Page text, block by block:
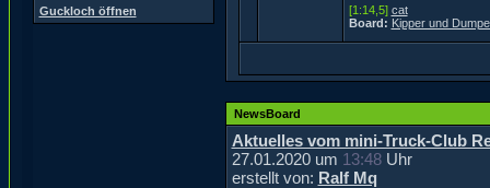
Guckloch öffnen
[1:14,5] cat
Board: Kipper und
NewsBoard
Aktuelles vom mini-Truck-Club
27.01.2020 um 13:48Uhr
erstellt von: Ralf Mq